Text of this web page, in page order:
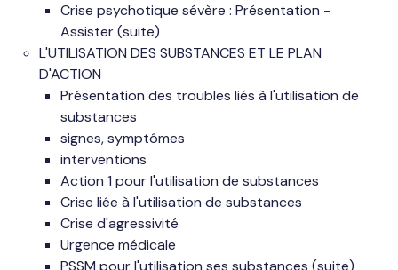
Crise psychotique sévère : Présentation -
Assister (suite)
L'UTILISATION DES SUBSTANCES ET LE PLAN
D'ACTION
Présentation des troubles liés à l'utilisation de
substances
signes, symptômes
interventions
Action 1 pour l'utilisation de substances
Crise liée à l'utilisation de substances
Crise d'agressivité
Urgence médicale
PSSM pour l'utilisation ses substances (suite)